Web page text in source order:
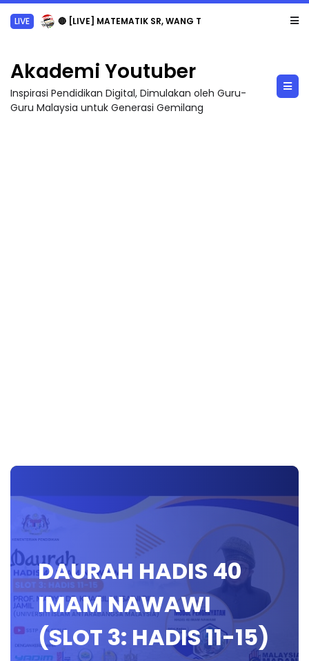
LIVE 🔴 [LIVE] MATEMATIK SR, WANG TAHUN 6 OLEH CIKGU ANITA #ALLINONE #141 #...
Akademi Youtuber
Inspirasi Pendidikan Digital, Dimulakan oleh Guru-
Guru Malaysia untuk Generasi Gemilang
DAURAH HADIS 40
IMAM NAWAWI
(SLOT 3: HADIS 11-15)